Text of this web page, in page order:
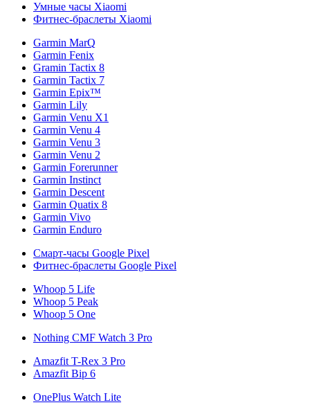
Умные часы Xiaomi
Фитнес-браслеты Xiaomi
Garmin MarQ
Garmin Fenix
Gramin Tactix 8
Garmin Tactix 7
Garmin Epix™
Garmin Lily
Garmin Venu X1
Garmin Venu 4
Garmin Venu 3
Garmin Venu 2
Garmin Forerunner
Garmin Instinct
Garmin Descent
Garmin Quatix 8
Garmin Vivo
Garmin Enduro
Смарт-часы Google Pixel
Фитнес-браслеты Google Pixel
Whoop 5 Life
Whoop 5 Peak
Whoop 5 One
Nothing CMF Watch 3 Pro
Amazfit T-Rex 3 Pro
Amazfit Bip 6
OnePlus Watch Lite